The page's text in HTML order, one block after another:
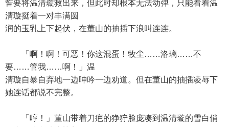
誓要将温清璇救出来，但此时却根本无法动弹，只能看着温
清璇挺着一对丰满圆
润的玉乳上下起伏，在董山的抽插下浪叫连连。
「啊！啊！可恶！你这混蛋！牧尘……洛璃……不
要……管我……啊！」温
清璇自暴自弃地一边呻吟一边劝道。但在董山的抽插凌辱下
她连话都说不完整。
「哼！」董山带着刀疤的狰狞脸庞凑到温清璇的雪白俏